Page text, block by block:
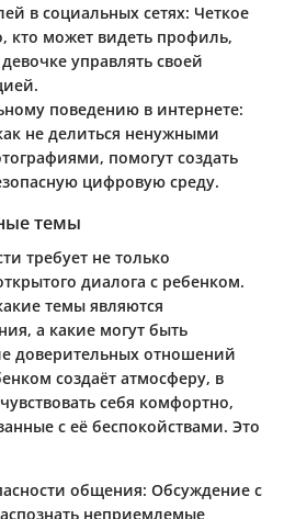
в социальных сетях: Четкое
кто может видеть профиль,
управлять своей
поведению в интернете:
не делиться ненужными
помогут создать
цифровую среду.
темы
требует не только
диалога с ребенком.
темы являются
а какие могут быть
доверительных отношений
создаёт атмосферу, в
себя комфортно,
с её беспокойствами. Это
общения: Обсуждение с
неприемлемые